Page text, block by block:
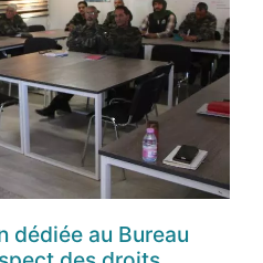
dédiée au Bureau